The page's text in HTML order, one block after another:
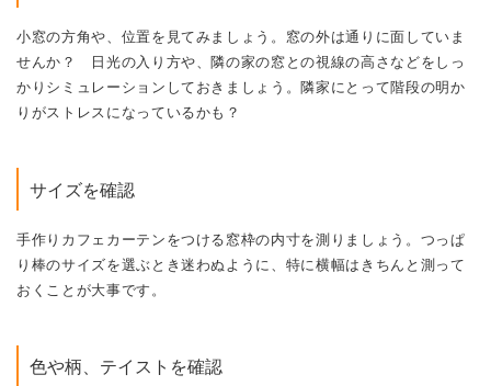
小窓の方角や、位置を見てみましょう。窓の外は通りに面していま
せんか？ 日光の入り方や、隣の家の窓との視線の高さなどをしっ
かりシミュレーションしておきましょう。隣家にとって階段の明か
りがストレスになっているかも？
サイズを確認
手作りカフェカーテンをつける窓枠の内寸を測りましょう。つっぱ
り棒のサイズを選ぶとき迷わぬように、特に横幅はきちんと測って
おくことが大事です。
色や柄、テイストを確認